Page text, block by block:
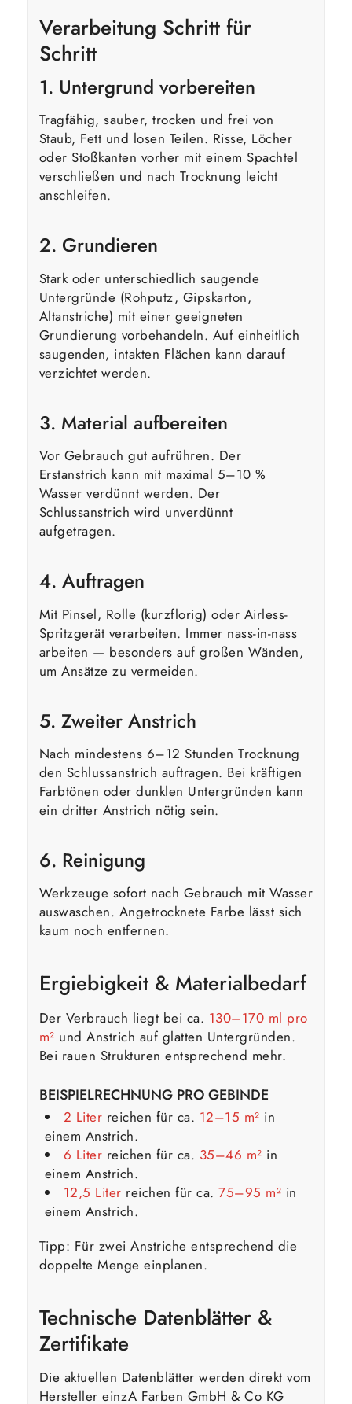
Verarbeitung Schritt für
Schritt
1. Untergrund vorbereiten
Tragfähig, sauber, trocken und frei von
Staub, Fett und losen Teilen. Risse, Löcher
oder Stoßkanten vorher mit einem Spachtel
verschließen und nach Trocknung leicht
anschleifen.
2. Grundieren
Stark oder unterschiedlich saugende
Untergründe (Rohputz, Gipskarton,
Altanstriche) mit einer geeigneten
Grundierung vorbehandeln. Auf einheitlich
saugenden, intakten Flächen kann darauf
verzichtet werden.
3. Material aufbereiten
Vor Gebrauch gut aufrühren. Der
Erstanstrich kann mit maximal 5–10 %
Wasser verdünnt werden. Der
Schlussanstrich wird unverdünnt
aufgetragen.
4. Auftragen
Mit Pinsel, Rolle (kurzflorig) oder Airless-
Spritzgerät verarbeiten. Immer nass-in-nass
arbeiten — besonders auf großen Wänden,
um Ansätze zu vermeiden.
5. Zweiter Anstrich
Nach mindestens 6–12 Stunden Trocknung
den Schlussanstrich auftragen. Bei kräftigen
Farbtönen oder dunklen Untergründen kann
ein dritter Anstrich nötig sein.
6. Reinigung
Werkzeuge sofort nach Gebrauch mit Wasser
auswaschen. Angetrocknete Farbe lässt sich
kaum noch entfernen.
Ergiebigkeit & Materialbedarf
Der Verbrauch liegt bei ca. 130–170 ml pro
m² und Anstrich auf glatten Untergründen.
Bei rauen Strukturen entsprechend mehr.
BEISPIELRECHNUNG PRO GEBINDE
2 Liter reichen für ca. 12–15 m² in
einem Anstrich.
6 Liter reichen für ca. 35–46 m² in
einem Anstrich.
12,5 Liter reichen für ca.75–95 m² in
einem Anstrich.
Tipp: Für zwei Anstriche entsprechend die
doppelte Menge einplanen.
Technische Datenblätter &
Zertifikate
Die aktuellen Datenblätter werden direkt vom
Hersteller einzA Farben GmbH & Co KG